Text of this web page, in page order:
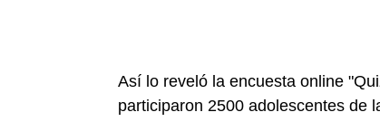
Así lo reveló la encuesta online
participaron 2500 adolescentes de